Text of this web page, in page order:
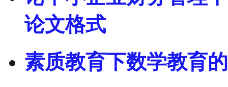
论文格式
素质教育下数学教育